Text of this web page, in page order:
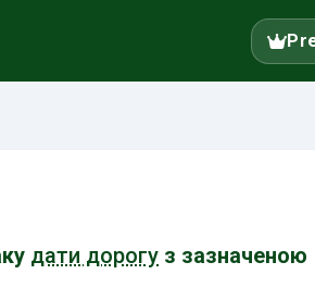
дати дорогу з зазначеною